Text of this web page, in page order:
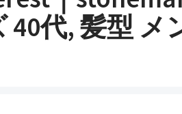
40代, 髪型 メ